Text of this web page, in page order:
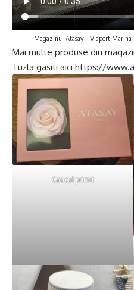
Magazinul Atasay – Viaport Marina
Mai multe produse din
Tuzla gasiti aici https://
Cadoul primit